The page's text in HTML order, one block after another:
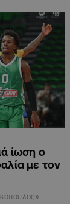
ίωση ο
με τον